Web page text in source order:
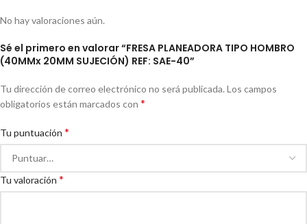
No hay valoraciones aún.
Sé el primero en valorar “FRESA PLANEADORA TIPO HOMBRO
(40MMx 20MM SUJECIÓN) REF: SAE-40”
Tu dirección de correo electrónico no será publicada. Los campos
obligatorios están marcados con *
Tu puntuación *
Tu valoración *